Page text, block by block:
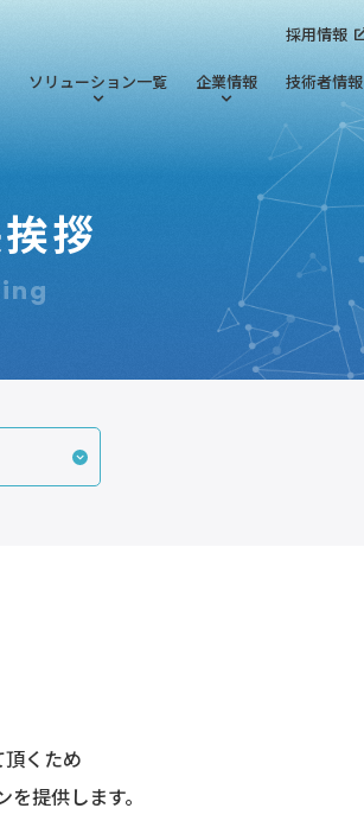
ソリューション一覧 企業情報 技術者情報
採用情報
拶
くため
を提供します。